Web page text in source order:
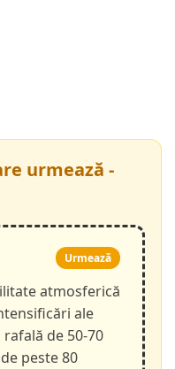
urmează -
Urmează
atmosferică
ale
de 50-70
peste 80